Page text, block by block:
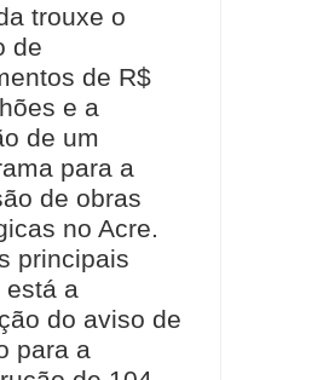
trouxe o
de
de R$
e a
de um
para a
de obras
no Acre.
principais
está a
do aviso de
para a